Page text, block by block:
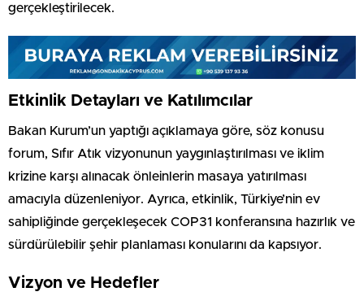
gerçekleştirilecek.
Etkinlik Detayları ve Katılımcılar
Bakan Kurum’un yaptığı açıklamaya göre, söz konusu
forum, Sıfır Atık vizyonunun yaygınlaştırılması ve iklim
krizine karşı alınacak önleinlerin masaya yatırılması
amacıyla düzenleniyor. Ayrıca, etkinlik, Türkiye’nin ev
sahipliğinde gerçekleşecek COP31 konferansına hazırlık ve
sürdürülebilir şehir planlaması konularını da kapsıyor.
Vizyon ve Hedefler